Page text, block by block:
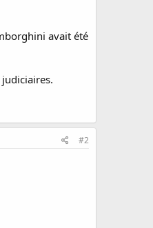
avait été
#2